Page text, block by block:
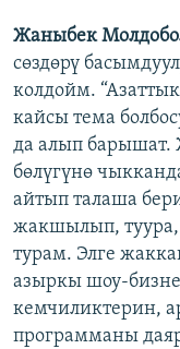
Жаныбек
сөздөрү
колдойм.
кайсы тема
да алып барышат.
бөлүгүнө
айтып талаша
жакшылып, туура,
турам. Элге
азыркы шоу-
кемчиликтерин,
программаны